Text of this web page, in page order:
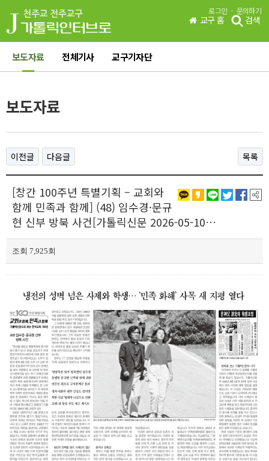
로그인 · 문의하기
교구 홈 검색
보도자료 전체기사 교구기자단
보도자료
이전글 다음글 목록
[창간 100주년 특별기획 – 교회와
함께 민족과 함께] (48) 임수경·문규
현 신부 방북 사건[가톨릭신문 2026-05-10…
조회 7,925회